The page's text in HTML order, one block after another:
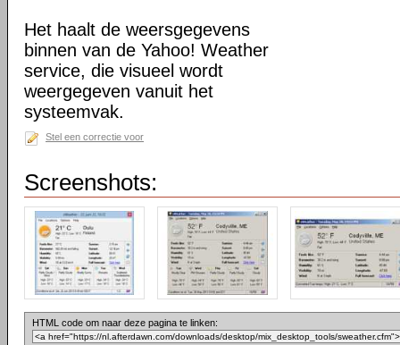
Het haalt de weersgegevens
binnen van de Yahoo! Weather
service, die visueel wordt
weergegeven vanuit het
systeemvak.
Stel een correctie voor
Screenshots:
HTML code om naar deze pagina te linken: